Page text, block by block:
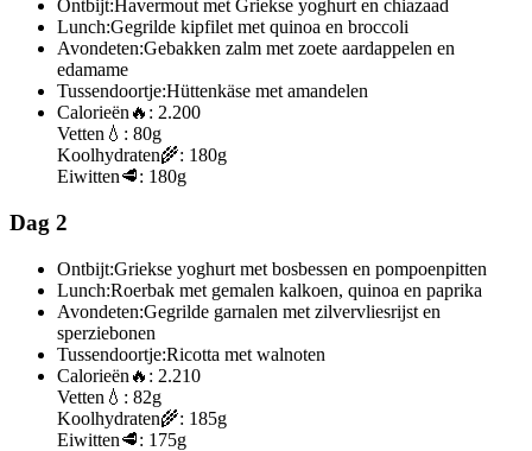
Ontbijt:Havermout met Griekse yoghurt en chiazaad
Lunch:Gegrilde kipfilet met quinoa en broccoli
Avondeten:Gebakken zalm met zoete aardappelen en
edamame
Tussendoortje:Hüttenkäse met amandelen
Calorieën 🔥: 2.200
Vetten 💧: 80g
Koolhydraten🌾: 180g
Eiwitten🥩: 180g
Dag 2
Ontbijt:Griekse yoghurt met bosbessen en pompoenpitten
Lunch:Roerbak met gemalen kalkoen, quinoa en paprika
Avondeten:Gegrilde garnalen met zilvervliesrijst en
sperziebonen
Tussendoortje:Ricotta met walnoten
Calorieën 🔥: 2.210
Vetten 💧: 82g
Koolhydraten🌾: 185g
Eiwitten🥩: 175g